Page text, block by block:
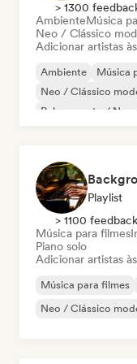
> 1300
AmbienteMúsica
Neo / Clássico
Adicionar artistas
Ambiente Música
Neo / Clássico
Relaxamento / New
Playlist
> 1100
Música para filmes
Piano solo
Adicionar artistas
Música para filmes
Neo / Clássico